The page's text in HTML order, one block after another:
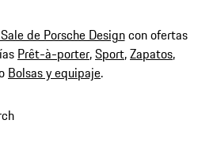
de Porsche Designcon ofertas
Prêt-à-porter,Sport,Zapatos,
Bolsas y equipaje.